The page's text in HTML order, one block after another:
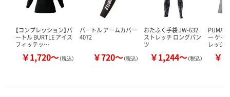
【コンプレッション】バ
ートル BURTLE アイス
フィッテッ…
￥1,720～（税込）
バートル アームカバー
4072
￥720～（税込）
おたふく手袋 JW-632
ストレッチ ロングパン
ツ
￥1,244～（税込）
PUMA（
ー ケー
レッシ
￥